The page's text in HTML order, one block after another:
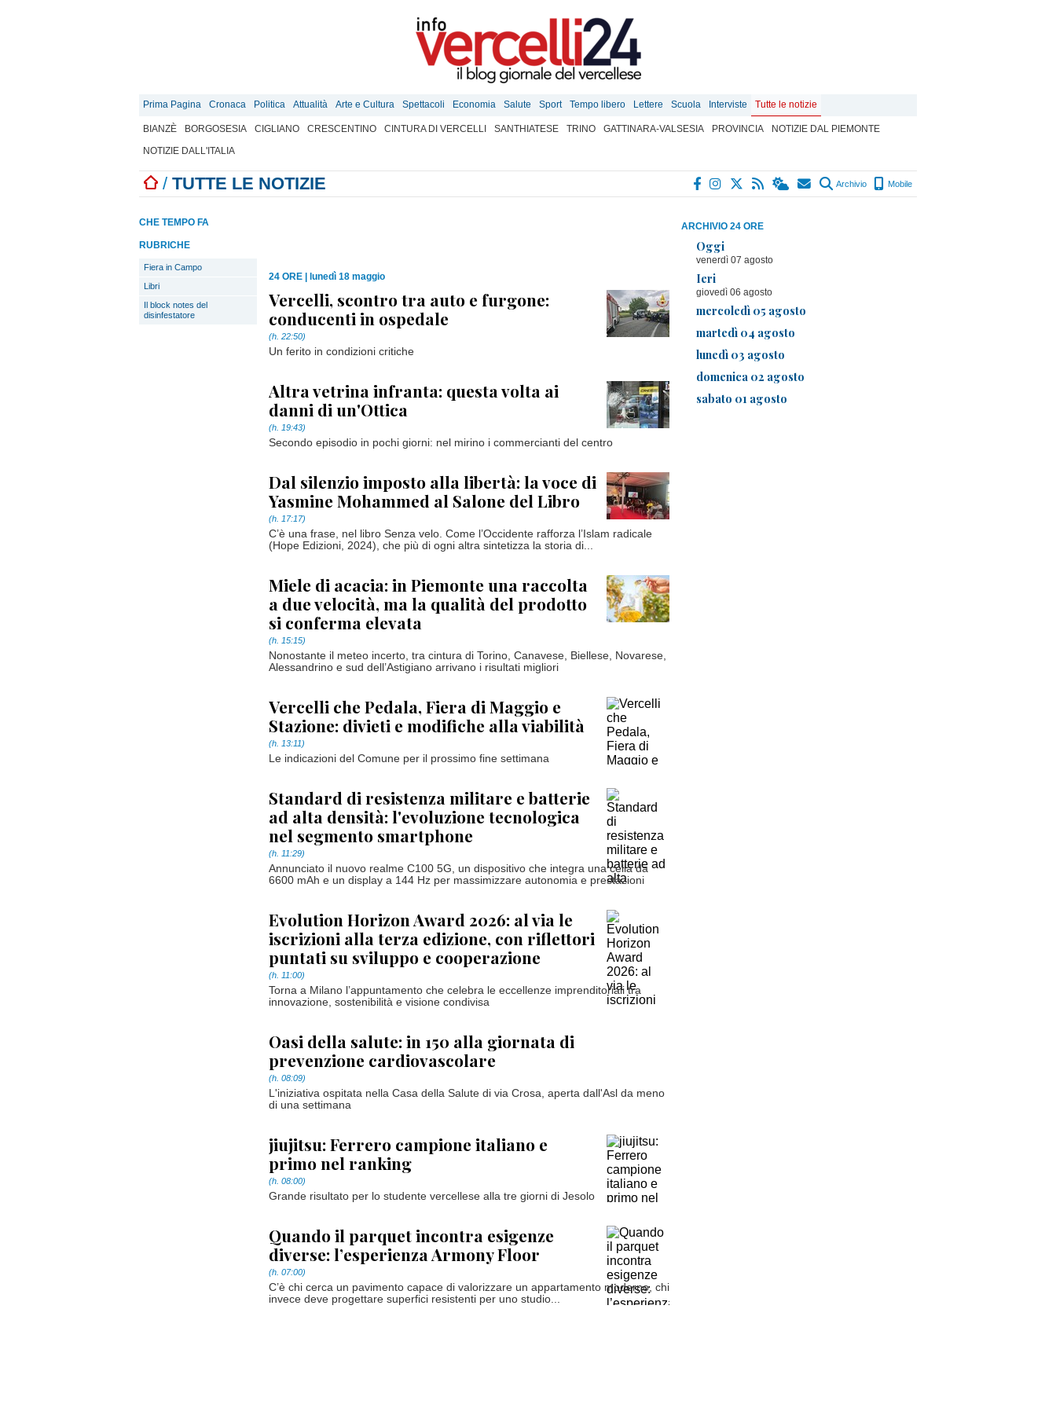
Prima Pagina Cronaca Politica Attualità Arte e Cultura Spettacoli Economia Salute Sport Tempo libero Lettere Scuola Interviste Tutte le notizie
BIANZÈ BORGOSESIA CIGLIANO CRESCENTINO CINTURA DI VERCELLI SANTHIATESE TRINO GATTINARA-VALSESIA PROVINCIA
NOTIZIE DAL PIEMONTE
NOTIZIE DALL'ITALIA
/ TUTTE LE NOTIZIE Archivio Mobile
ARCHIVIO 24 ORE
Oggi
venerdì 07 agosto
Ieri
giovedì 06 agosto
mercoledì 05 agosto
martedì 04 agosto
lunedì 03 agosto
domenica 02 agosto
sabato 01 agosto
CHE TEMPO FA
RUBRICHE
Fiera in Campo
Libri
Il block notes del
disinfestatore
24 ORE lunedì 18 maggio
Vercelli, scontro tra auto e furgone:
conducenti in ospedale
(h. 22:50)
Un ferito in condizioni critiche
Altra vetrina infranta: questa volta ai
danni di un'Ottica
(h. 19:43)
Secondo episodio in pochi giorni: nel mirino i commercianti del centro
Dal silenzio imposto alla libertà: la voce di
Yasmine Mohammed al Salone del Libro
(h. 17:17)
C’è una frase, nel libro Senza velo. Come l’Occidente rafforza l’Islam radicale
(Hope Edizioni, 2024), che più di ogni altra sintetizza la storia di...
Miele di acacia: in Piemonte una raccolta
a due velocità, ma la qualità del prodotto
si conferma elevata
(h. 15:15)
Nonostante il meteo incerto, tra cintura di Torino, Canavese, Biellese, Novarese,
Alessandrino e sud dell’Astigiano arrivano i risultati migliori
Vercelli che Pedala, Fiera di Maggio e
Stazione: divieti e modifiche alla viabilità
(h. 13:11)
Le indicazioni del Comune per il prossimo fine settimana
Standard di resistenza militare e batterie
ad alta densità: l'evoluzione tecnologica
nel segmento smartphone
(h. 11:29)
Annunciato il nuovo realme C100 5G, un dispositivo che integra una cella da
6600 mAh e un display a 144 Hz per massimizzare autonomia e prestazioni
Evolution Horizon Award 2026: al via le
iscrizioni alla terza edizione, con riflettori
puntati su sviluppo e cooperazione
(h. 11:00)
Torna a Milano l’appuntamento che celebra le eccellenze imprenditoriali tra
innovazione, sostenibilità e visione condivisa
Oasi della salute: in 150 alla giornata di
prevenzione cardiovascolare
(h. 08:09)
L'iniziativa ospitata nella Casa della Salute di via Crosa, aperta dall'Asl da meno
di una settimana
jiujitsu: Ferrero campione italiano e
primo nel ranking
(h. 08:00)
Grande risultato per lo studente vercellese alla tre giorni di Jesolo
Quando il parquet incontra esigenze
diverse: l’esperienza Armony Floor
(h. 07:00)
C’è chi cerca un pavimento capace di valorizzare un appartamento moderno, chi
invece deve progettare superfici resistenti per uno studio...